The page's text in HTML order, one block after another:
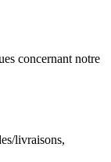
concernant notre
livraisons,